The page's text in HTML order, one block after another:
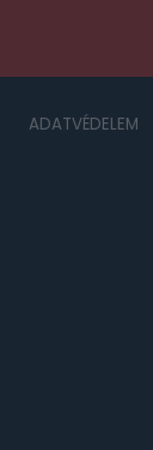
ADATVÉDELEM